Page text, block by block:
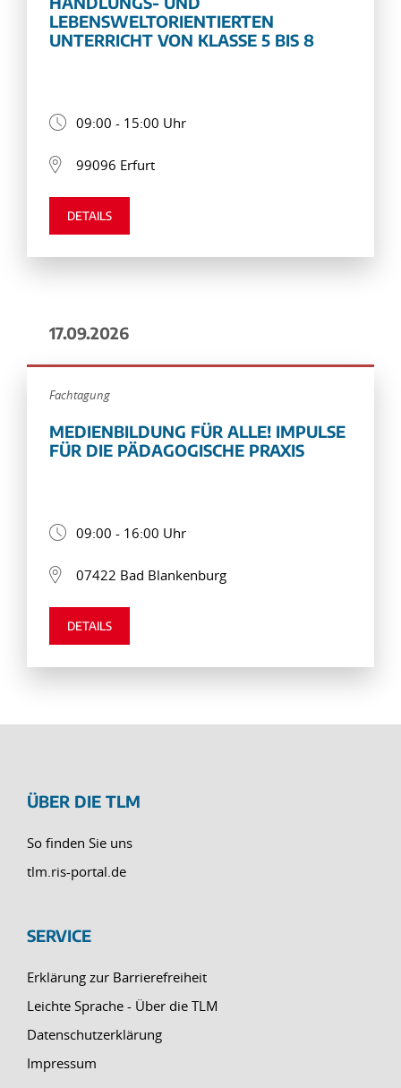
LEBENSWELTORIENTIERTEN
UNTERRICHT VON KLASSE 5 BIS 8
09:00 - 15:00 Uhr
99096 Erfurt
DETAILS
17.09.2026
Fachtagung
MEDIENBILDUNG FÜR ALLE! IMPULSE
FÜR DIE PÄDAGOGISCHE PRAXIS
09:00 - 16:00 Uhr
07422 Bad Blankenburg
DETAILS
ÜBER DIE TLM
So finden Sie uns
tlm.ris-portal.de
SERVICE
Erklärung zur Barrierefreiheit
Leichte Sprache - Über die TLM
Datenschutzerklärung
Impressum